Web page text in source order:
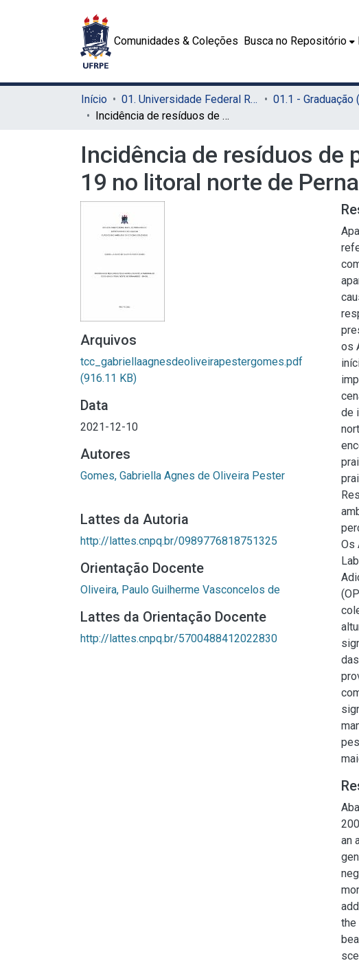
Comunidades & Coleções Busca no Repositório
Início 01. Universidade Federal Rural de Pernambuco - UFRPE (Sede) 01.1 - Graduação
Incidência de resíduos de pesca antes e durante a pandemia do COVID-19 no litoral norte de Pernambuco – Brasil
Incidência de resíduos de
19 no litoral norte de
Arquivos
tcc_gabriellaagnesdeoliveirapestergomes.pdf
(916.11 KB)
Data
2021-12-10
Autores
Gomes, Gabriella Agnes de Oliveira Pester
Lattes da Autoria
http://lattes.cnpq.br/0989776818751325
Orientação Docente
Oliveira, Paulo Guilherme Vasconcelos de
Lattes da Orientação Docente
http://lattes.cnpq.br/5700488412022830
os
de
Os
an
the